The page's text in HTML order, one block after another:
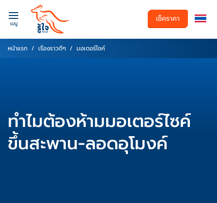
เมนู เช็คราคา
หน้าแรก เรื่องราวดีๆ มอเตอร์ไซค์
ทำไมต้องห้ามมอเตอร์ไซค์
ขึ้นสะพาน-ลอดอุโมงค์